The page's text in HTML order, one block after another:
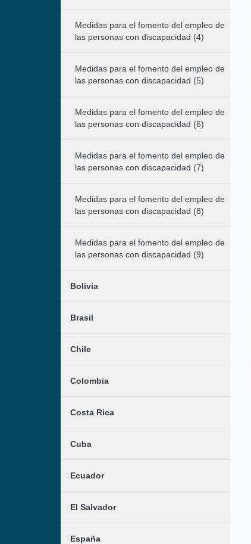
Medidas para el fomento del empleo de
las personas con discapacidad (4)
Medidas para el fomento del empleo de
las personas con discapacidad (5)
Medidas para el fomento del empleo de
las personas con discapacidad (6)
Medidas para el fomento del empleo de
las personas con discapacidad (7)
Medidas para el fomento del empleo de
las personas con discapacidad (8)
Medidas para el fomento del empleo de
las personas con discapacidad (9)
Bolivia
Brasil
Chile
Colombia
Costa Rica
Cuba
Ecuador
El Salvador
España